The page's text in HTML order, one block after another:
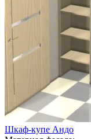
Шкаф-купе Андо